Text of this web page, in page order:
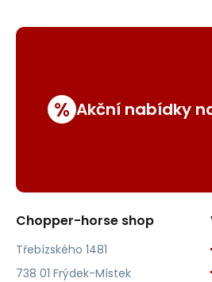
% Akční nabídky
Chopper-horse shop
Třebízského 1481
738 01 Frýdek-Místek